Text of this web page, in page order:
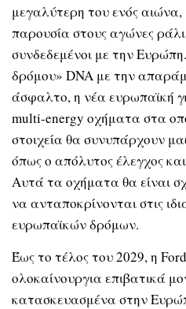
μεγαλύτερη του ενός αιώνα,
παρουσία στους αγώνες
συνδεδεμένοι με την
δρόμου» DNA με την
άσφαλτο, η νέα ευρωπαϊκή
multi-energy οχήματα στα
στοιχεία θα συνυπάρχουν
όπως ο απόλυτος έλεγχος
Αυτά τα οχήματα θα είναι
να ανταποκρίνονται στις
ευρωπαϊκών δρόμων.
Έως το τέλος του 2029, η
ολοκαίνουργια επιβατικά
κατασκευασμένα στην